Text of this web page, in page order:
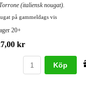
(italiensk nougat).
på gammeldags vis
20+
kr
Köp